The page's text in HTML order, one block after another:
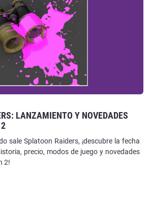
LANZAMIENTO Y NOVEDADES
sale Splatoon Raiders, ¡descubre la fecha
precio, modos de juego y novedades
2!